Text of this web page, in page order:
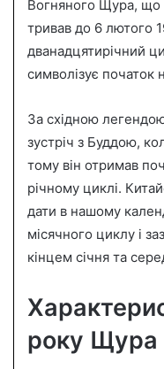
Вогняного Щура, що
тривав до 6 лютого
дванадцятирічний
символізує початок
За східною
зустріч з Буддою,
тому він отримав
річному циклі.
дати в нашому
місячного циклу і
кінцем січня та
року Щура